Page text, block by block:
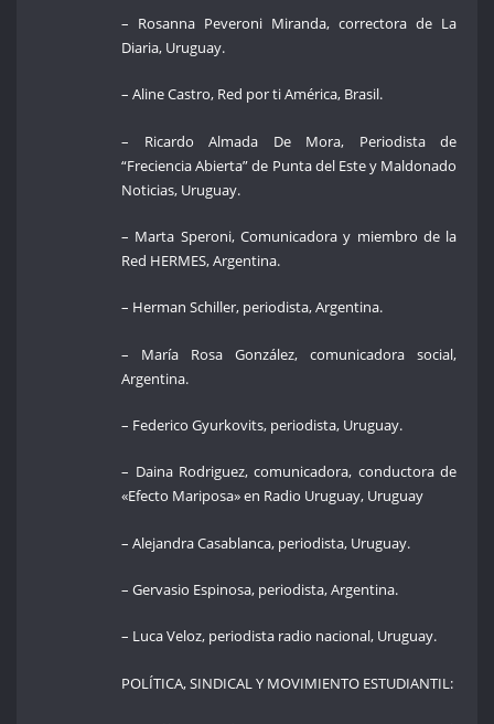
– Rosanna Peveroni Miranda, correctora de La
Diaria, Uruguay.
– Aline Castro, Red por ti América, Brasil.
– Ricardo Almada De Mora, Periodista de
“Freciencia Abierta” de Punta del Este y Maldonado
Noticias, Uruguay.
– Marta Speroni, Comunicadora y miembro de la
Red HERMES, Argentina.
– Herman Schiller, periodista, Argentina.
– María Rosa González, comunicadora social,
Argentina.
– Federico Gyurkovits, periodista, Uruguay.
– Daina Rodriguez, comunicadora, conductora de
«Efecto Mariposa» en Radio Uruguay, Uruguay
– Alejandra Casablanca, periodista, Uruguay.
– Gervasio Espinosa, periodista, Argentina.
– Luca Veloz, periodista radio nacional, Uruguay.
POLÍTICA, SINDICAL Y MOVIMIENTO ESTUDIANTIL: